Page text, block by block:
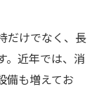
だけでなく、長
。近年では、消
備も増えてお